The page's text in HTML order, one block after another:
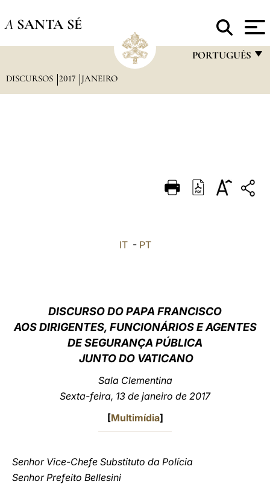
A SANTA SÉ
PORTUGUÊS
DEUTSCH
DISCURSOS 2017 JANEIRO
IT- PT
DISCURSO DO PAPA FRANCISCO
AOS DIRIGENTES, FUNCIONÁRIOS E AGENTES
DE SEGURANÇA PÚBLICA
JUNTO DO VATICANO
Sala Clementina
Sexta-feira, 13 de janeiro de 2017
[Multimídia]
Senhor Vice-Chefe Substituto da Polícia
Senhor Prefeito Bellesini